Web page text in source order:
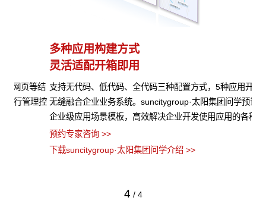
多种应用构建方式
灵活适配开箱即用
支持无代码、低代码、全代码三种配置方式，5种应用开发模式，
无缝融合企业业务系统。suncitygroup·太阳集团问学预置了多种
企业级应用场景模板，高效解决企业开发使用应用的各种难题。
预约专家咨询 >>
下载suncitygroup·太阳集团问学介绍 >>
4 / 4